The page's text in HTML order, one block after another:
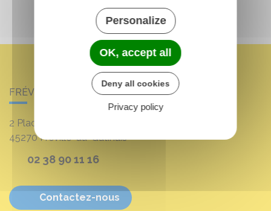
FRÉVILLE-DU-GÂTINAIS
2 Place Louis Croum
45270Fréville-du-Gâtinais
02 38 90 11 16
Contactez-nous
Personalize
OK, accept all
Deny all cookies
Privacy policy